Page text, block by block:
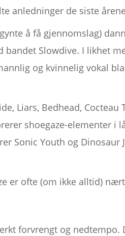
anledninger de siste
å få gjennomslag)
bandet Slowdive. I likhet
og kvinnelig vokal
Liars, Bedhead, Cocteau
shoegaze-elementer i
Sonic Youth og Dinosaur
er ofte (om ikke alltid)
forvrengt og